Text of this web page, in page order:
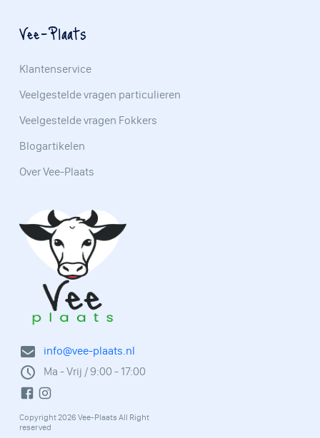
info@vee-plaats.nl
Ma - Vrij / 9:00 - 17:00
Copyright 2026 Vee-Plaats All Right
reserved
Vee-Plaats
Klantenservice
Veelgestelde vragen particulieren
Veelgestelde vragen Fokkers
Blogartikelen
Over Vee-Plaats